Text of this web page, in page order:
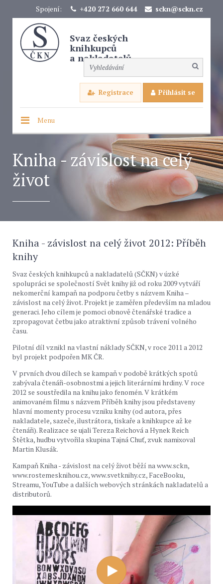
Spojení: +420 272 660 644 sckn@sckn.cz
Svaz českých
knihkupců
a nakladatelů
Registrace Přihlásit se
Menu
Kniha - závislost na celý
život
Kniha - závislost na celý život 2012: Příběh
knihy
Svaz českých knihkupců a nakladatelů (SČKN) v úzké
spolupráci se společností Svět knihy již od roku 2009 vytváří
nekomerční kampaň na podporu četby s názvem Kniha –
závislost na celý život. Projekt je zaměřen především na mladou
generaci. Jeho cílem je pomoci obnově čtenářské tradice a
zpropagovat četbu jako atraktivní způsob trávení volného
času.
Pilotní díl vznikl na vlastní náklady SČKN, v roce 2011 a 2012
byl projekt podpořen MK ČR.
V prvních dvou dílech se kampaň v podobě krátkých spotů
zabývala čtenáři-osobnostmi a jejich literárními hrdiny. V roce
2012 se soustředila na knihu jako fenomén. V krátkém
animovaném filmu s názvem Příběh knihy jsou představeny
hlavní momenty procesu vzniku knihy (od autora, přes
nakladatele, sazeče, ilustrátora, tiskaře a knihkupce až ke
čtenáři). Realizace se ujali Tereza Reichová a Hynek Reich
Štětka, hudbu vytvořila skupina Tajná Chuť, zvuk namixoval
Martin Klusák.
Kampaň Kniha - závislost na celý život běží na www.sckn,
www.rostemesknihou.cz, www.svetknihy.cz, FaceBooku,
Streamu, YouTube a dalších webových stránkách nakladatelů a
distributorů.